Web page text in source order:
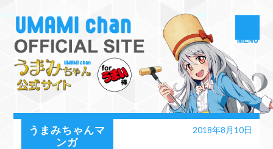
うまみちゃんマ
ンガ
2018年8月10日